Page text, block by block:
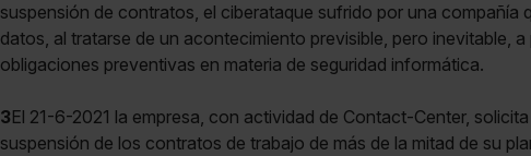
suspensión de contratos, el ciberataque sufrido por una compañía
datos, al tratarse de un acontecimiento previsible, pero inevitable,
obligaciones preventivas en materia de seguridad informática.
3El 21-6-2021 la empresa, con actividad de Contact-Center,
suspensión de los contratos de trabajo de más de la mitad de su